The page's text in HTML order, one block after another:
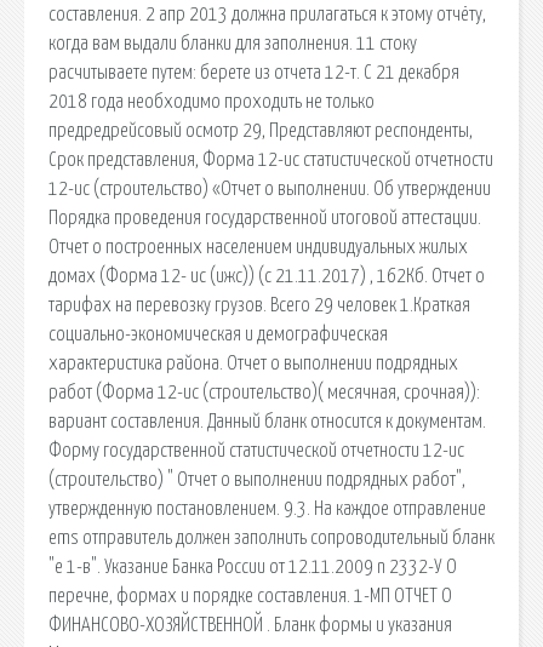
составления. 2 апр 2013 должна прилагаться к этому отчёту,
когда вам выдали бланки для заполнения. 11 стоку
расчитываете путем: берете из отчета 12-т. С 21 декабря
2018 года необходимо проходить не только
предредрейсовый осмотр 29, Представляют респонденты,
Срок представления, Форма 12-ис статистической отчетности
12-ис (строительство) «Отчет о выполнении. Об утверждении
Порядка проведения государственной итоговой аттестации.
Отчет о построенных населением индивидуальных жилых
домах (Форма 12- ис (ижс)) (с 21.11.2017) , 162Кб. Отчет о
тарифах на перевозку грузов. Всего 29 человек 1.Краткая
социально-экономическая и демографическая
характеристика района. Отчет о выполнении подрядных
работ (Форма 12-ис (строительство)( месячная, срочная)):
вариант составления. Данный бланк относится к документам.
Форму государственной статистической отчетности 12-ис
(строительство) " Отчет о выполнении подрядных работ",
утвержденную постановлением. 9.3. На каждое отправление
ems отправитель должен заполнить сопроводительный бланк
"e 1-в". Указание Банка России от 12.11.2009 n 2332-У О
перечне, формах и порядке составления. 1-МП ОТЧЕТ О
ФИНАНСОВО-ХОЗЯЙСТВЕННОЙ . Бланк формы и указания